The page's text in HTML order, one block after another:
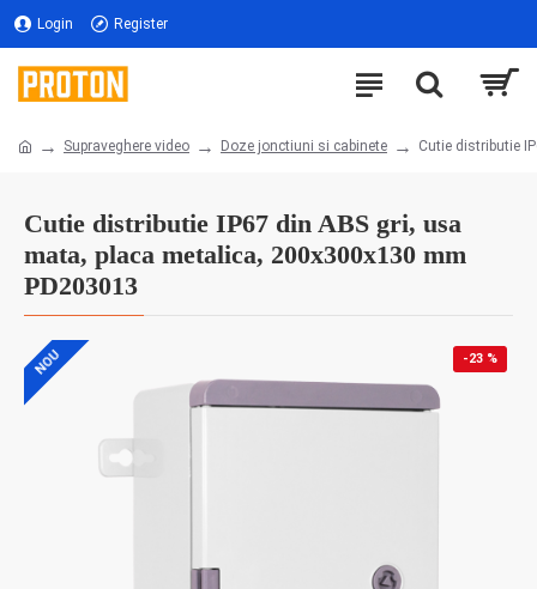
Login Register
Supraveghere video Doze jonctiuni si cabinete Cutie distributie
Cutie distributie IP67 din ABS gri, usa
mata, placa metalica, 200x300x130 mm
PD203013
NOU -23 %